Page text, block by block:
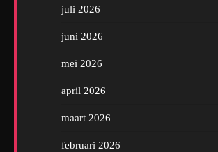
juli 2026
juni 2026
mei 2026
april 2026
maart 2026
februari 2026